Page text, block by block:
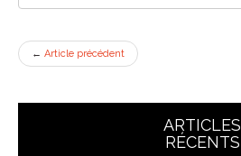
← Article précédent
ARTICLES
RÉCENTS